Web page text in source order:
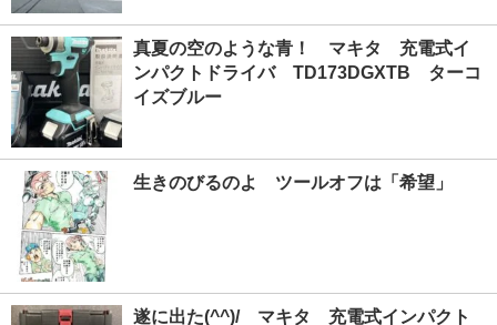
真夏の空のような青！ マキタ 充電式イ
ンパクトドライバ TD173DGXTB ターコ
イズブルー
生きのびるのよ ツールオフは「希望」
遂に出た(^^)/ マキタ 充電式インパクト